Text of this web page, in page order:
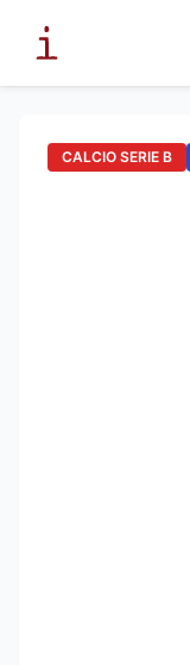
CALCIO SERIE B